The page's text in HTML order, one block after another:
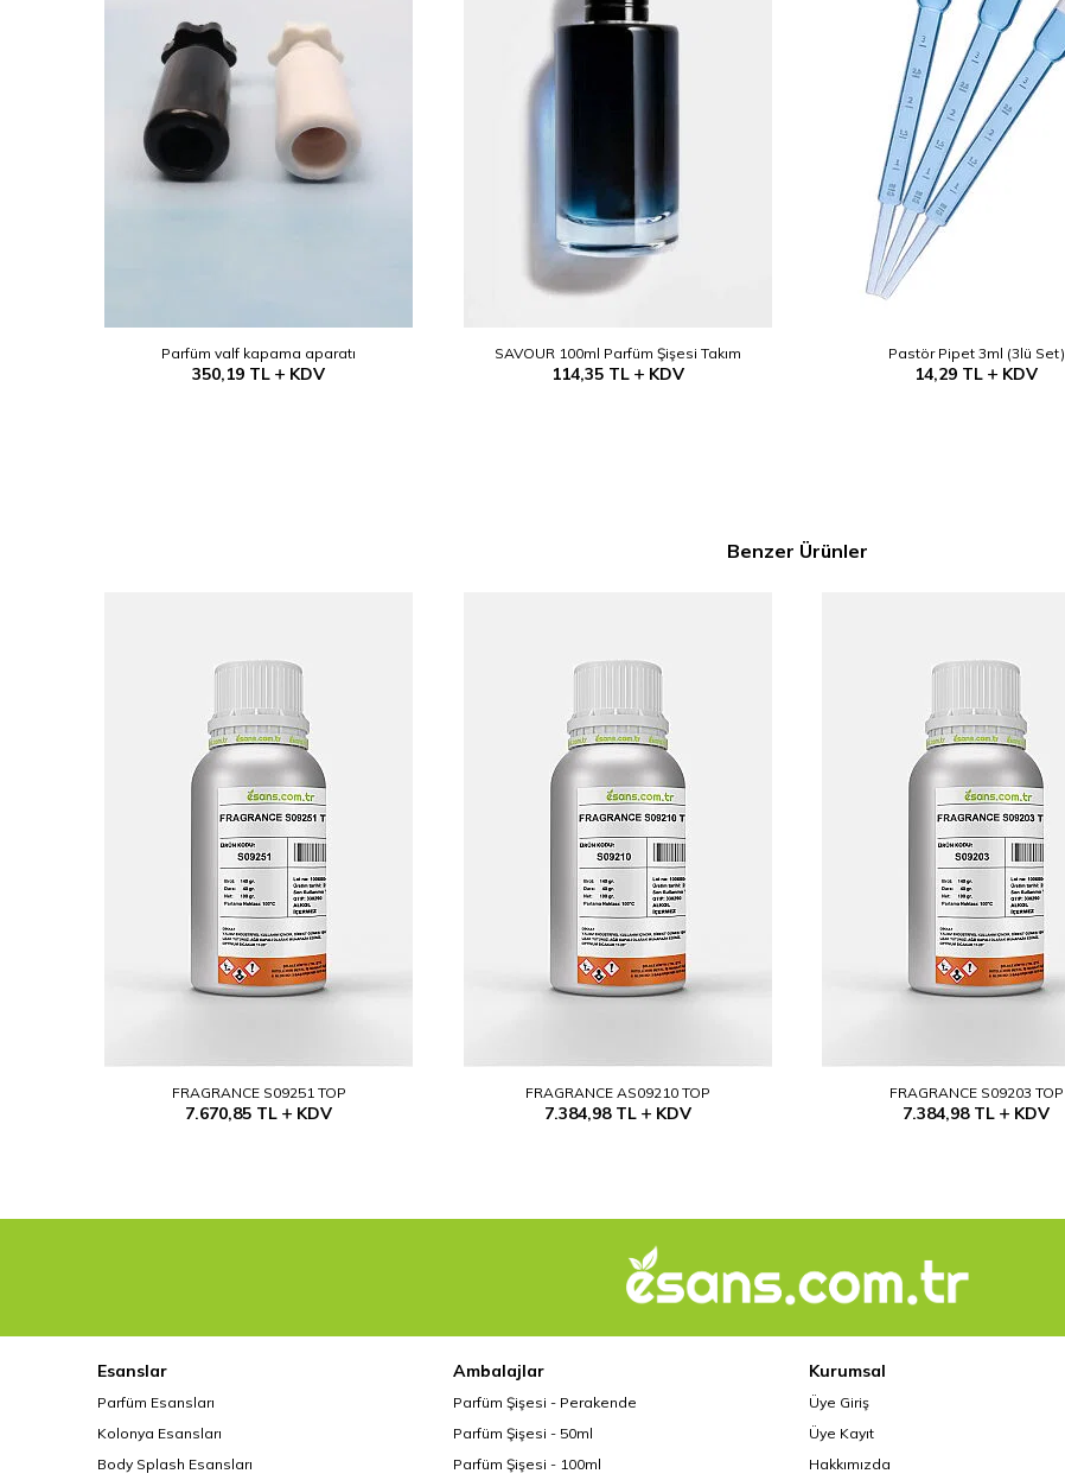
Parfüm valf kapama aparatı
350,19 TL KDV
SAVOUR 100ml Parfüm Şişesi Takım
114,35TL KDV
Pastör Pipet 3ml (3lü Set)
14,29 TL KDV
Benzer Ürünler
FRAGRANCE S09251 TOP
7.670,85 TL KDV
FRAGRANCE AS09210 TOP
7.384,98TL KDV
FRAGRANCE S09203 TOP
7.384,98TL KDV
Esanslar
Parfüm Esansları
Kolonya Esansları
Body Splash Esansları
Ambalajlar
Parfüm Şişesi - Perakende
Parfüm Şişesi - 50ml
Parfüm Şişesi - 100ml
Kurumsal
Üye Giriş
Üye Kayıt
Hakkımızda